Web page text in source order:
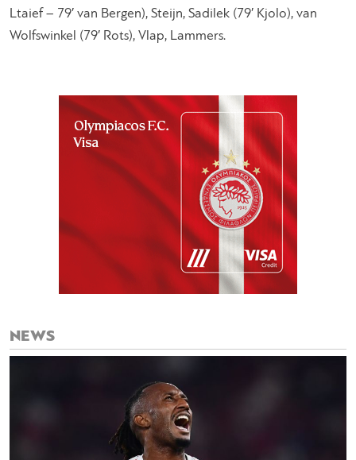
Ltaief – 79′ van Bergen), Steijn, Sadilek (79′ Kjolo), van
Wolfswinkel (79′ Rots), Vlap, Lammers.
NEWS